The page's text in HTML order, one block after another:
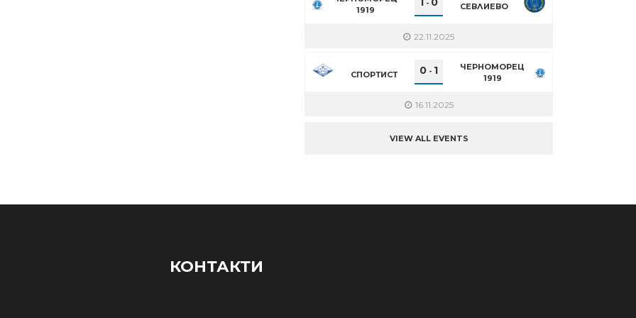
1919
- СЕВЛИЕВО
22.11.2025
СПОРТИСТ 0 - 1
ЧЕРНОМОРЕЦ
1919
16.11.2025
VIEW ALL EVENTS
КОНТАКТИ